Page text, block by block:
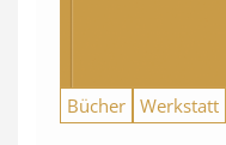
Bücher Werkstatt